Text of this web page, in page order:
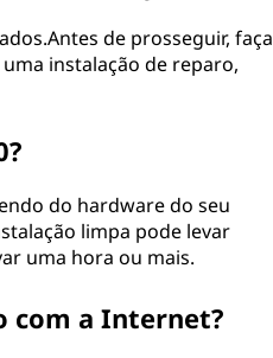
de prosseguir, faça
instalação de reparo,
do hardware do seu
limpa pode levar
uma hora ou mais.
com a Internet?